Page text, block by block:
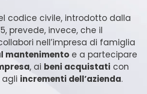
codice civile, introdotto dalla
prevede, invece, che il
nell’impresa di famiglia
mantenimento e a partecipare
, ai beni acquistati con
agli incrementi dell’azienda.